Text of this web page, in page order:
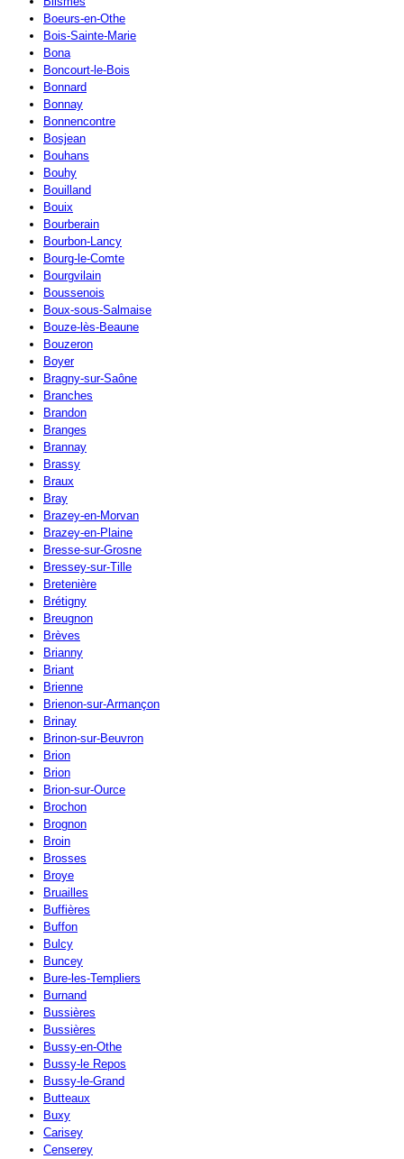
Boeurs-en-Othe
Bois-Sainte-Marie
Bona
Boncourt-le-Bois
Bonnard
Bonnay
Bonnencontre
Bosjean
Bouhans
Bouhy
Bouilland
Bouix
Bourberain
Bourbon-Lancy
Bourg-le-Comte
Bourgvilain
Boussenois
Boux-sous-Salmaise
Bouze-lès-Beaune
Bouzeron
Boyer
Bragny-sur-Saône
Branches
Brandon
Branges
Brannay
Brassy
Braux
Bray
Brazey-en-Morvan
Brazey-en-Plaine
Bresse-sur-Grosne
Bressey-sur-Tille
Bretenière
Brétigny
Breugnon
Brèves
Brianny
Briant
Brienne
Brienon-sur-Armançon
Brinay
Brinon-sur-Beuvron
Brion
Brion
Brion-sur-Ource
Brochon
Brognon
Broin
Brosses
Broye
Bruailles
Buffières
Buffon
Bulcy
Buncey
Bure-les-Templiers
Burnand
Bussières
Bussières
Bussy-en-Othe
Bussy-le Repos
Bussy-le-Grand
Butteaux
Buxy
Carisey
Censerey